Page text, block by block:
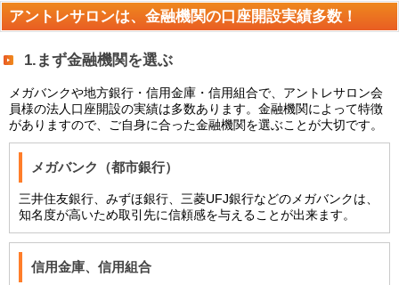
アントレサロンは、金融機関の口座開設実績多数！
1.まず金融機関を選ぶ
メガバンクや地方銀行・信用金庫・信用組合で、アントレサロン会
員様の法人口座開設の実績は多数あります。金融機関によって特徴
がありますので、ご自身に合った金融機関を選ぶことが大切です。
メガバンク（都市銀行）
三井住友銀行、みずほ銀行、三菱UFJ銀行などのメガバンクは、
知名度が高いため取引先に信頼感を与えることが出来ます。
信用金庫、信用組合